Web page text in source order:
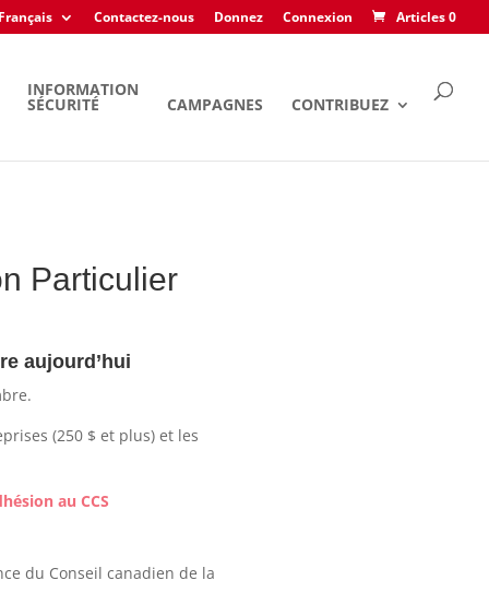
Contactez-nous Donnez Connexion Articles 0
INFORMATION
SÉCURITÉ CAMPAGNES CONTRIBUEZ
Particulier
aujourd’hui
(250 $ et plus) et les
au CCS
du Conseil canadien de la